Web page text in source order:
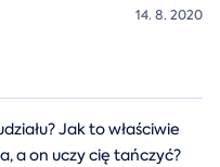
14. 8. 2020
Jak to właściwie
a on uczy cię tańczyć?